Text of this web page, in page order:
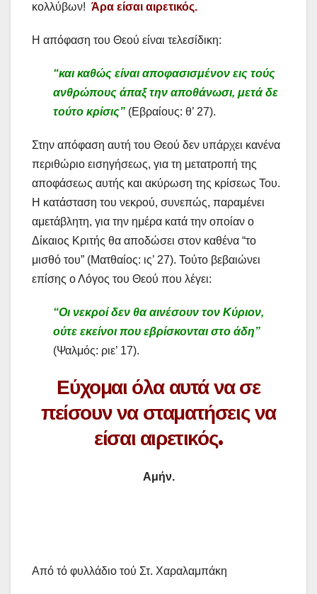
κολλύβων! Άρα είσαι αιρετικός.
Η απόφαση του Θεού είναι τελεσίδικη:
“και καθώς είναι αποφασισμένον εις τούς
ανθρώπους άπαξ την αποθάνωσι, μετά δε
τούτο κρίσις” (Εβραίους: θ’ 27).
Στην απόφαση αυτή του Θεού δεν υπάρχει κανένα
περιθώριο εισηγήσεως, για τη μετατροπή της
αποφάσεως αυτής και ακύρωση της κρίσεως Του.
Η κατάσταση του νεκρού, συνεπώς, παραμένει
αμετάβλητη, για την ημέρα κατά την οποίαν ο
Δίκαιος Κριτής θα αποδώσει στον καθένα “το
μισθό του” (Ματθαίος: ις’ 27). Τούτο βεβαιώνει
επίσης ο Λόγος του Θεού που λέγει:
“Οι νεκροί δεν θα αινέσουν τον Κύριον,
ούτε εκείνοι που εβρίσκονται στο άδη”
(Ψαλμός: ριε’ 17).
Εύχομαι όλα αυτά να σε
πείσουν να σταματήσεις να
είσαι αιρετικός.
Αμήν.
Από τό φυλλάδιο τού Στ. Χαραλαμπάκη